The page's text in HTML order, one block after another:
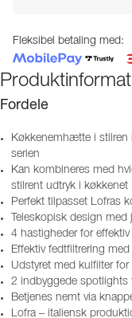
Fleksibel betaling med:
Fordele
Køkkenemhætte i stilren
serien
Kan kombineres med
stilrent udtryk i køkkenet
Perfekt tilpasset Lofras
Teleskopisk design
4 hastigheder for effektiv
Effektiv fedtfiltrering
Udstyret med kulfilter
2 indbyggede spotlights
Betjenes nemt via
Lofra – italiensk